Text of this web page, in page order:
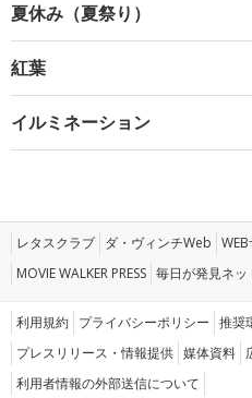
夏休み（夏祭り）
紅葉
イルミネーション
レタスクラブ ダ・ヴィンチWeb
MOVIE WALKER PRESS 毎日が発見ネッ
利用規約 プライバシーポリシー 推奨
プレスリリース・情報提供 媒体資料
利用者情報の外部送信について